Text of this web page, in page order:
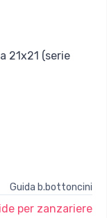
21x21 (serie
Guida b.bottoncini
per zanzariere